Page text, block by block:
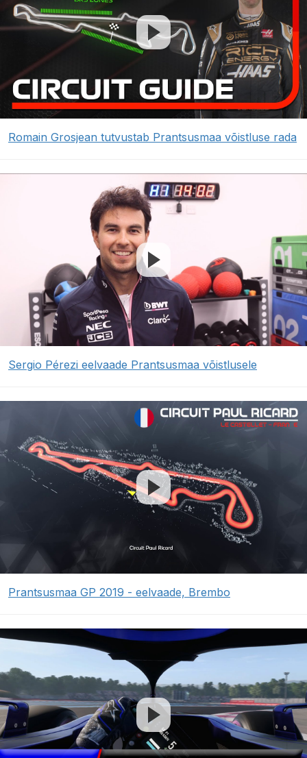
Romain Grosjean tutvustab Prantsusmaa võistluse rada
Sergio Pérezi eelvaade Prantsusmaa võistlusele
Prantsusmaa GP 2019 - eelvaade, Brembo